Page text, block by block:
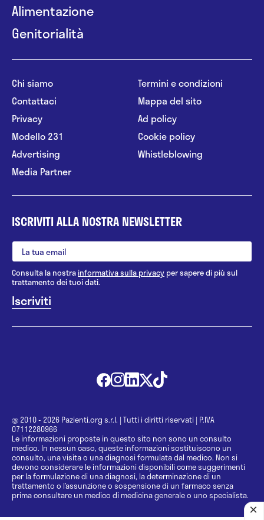
Alimentazione
Genitorialità
Chi siamo
Contattaci
Privacy
Modello 231
Advertising
Media Partner
Termini e condizioni
Mappa del sito
Ad policy
Cookie policy
Whistleblowing
ISCRIVITI ALLA NOSTRA NEWSLETTER
Consulta la nostrainformativa sulla privacy per sapere di più sul
trattamento dei tuoi dati.
@ 2010 - 2026 Pazienti.org s.r.l. | Tutti i diritti riservati | P.IVA
07112280966
Le informazioni proposte in questo sito non sono un consulto
medico. In nessun caso, queste informazioni sostituiscono un
consulto, una visita o una diagnosi formulata dal medico. Non si
devono considerare le informazioni disponibili come suggerimenti
per la formulazione di una diagnosi, la determinazione di un
trattamento o l’assunzione o sospensione di un farmaco senza
prima consultare un medico di medicina generale o uno specialista.